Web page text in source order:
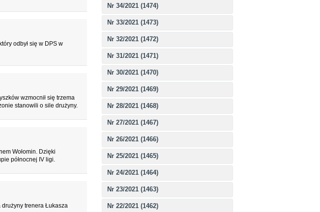
Nr 34/2021 (1474)
Nr 33/2021 (1473)
Nr 32/2021 (1472)
Nr 31/2021 (1471)
Nr 30/2021 (1470)
Nr 29/2021 (1469)
Nr 28/2021 (1468)
Nr 27/2021 (1467)
Nr 26/2021 (1466)
Nr 25/2021 (1465)
Nr 24/2021 (1464)
Nr 23/2021 (1463)
Nr 22/2021 (1462)
odbył się w DPS w
wzmocnił się trzema
stanowili o sile drużyny.
Wołomin. Dzięki
północnej IV ligi.
drużyny trenera Łukasza